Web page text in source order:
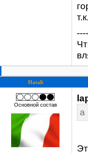
Hatali
Основной состав
а